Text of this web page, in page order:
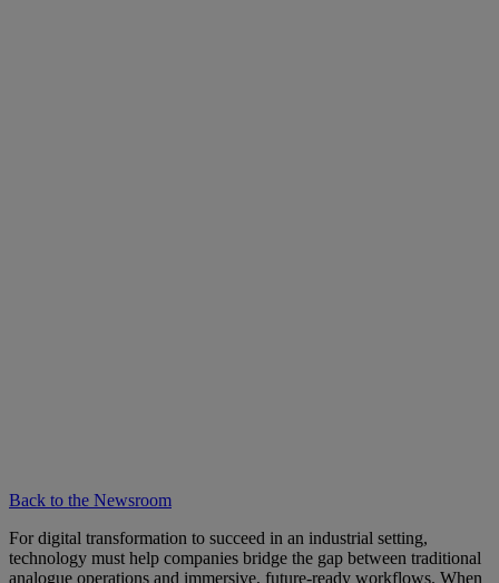
Back to the Newsroom
For digital transformation to succeed in an industrial setting,
technology must help companies bridge the gap between traditional
analogue operations and immersive, future-ready workflows. When